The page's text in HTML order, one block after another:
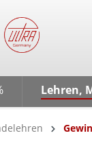
Lehren,